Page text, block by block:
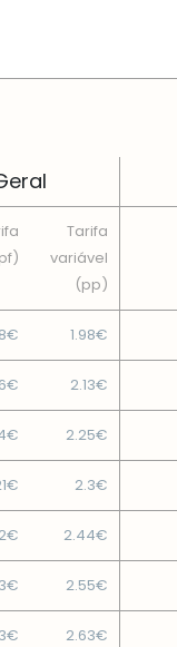
Tarifa
variável
(pp)
1.98€
2.13€
2.25€
2.3€
2.44€
2.55€
2.63€